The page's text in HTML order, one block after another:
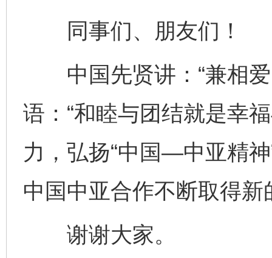
同事们、朋友们！
中国先贤讲：“兼相爱
语：“和睦与团结就是幸
力，弘扬“中国—中亚精
中国中亚合作不断取得新
谢谢大家。
完善运行机制助力责任有效落实 一纸欠